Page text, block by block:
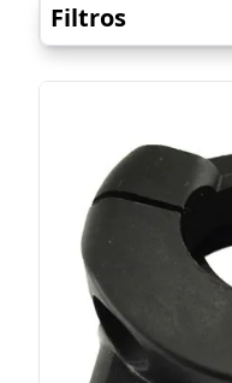
Filtros